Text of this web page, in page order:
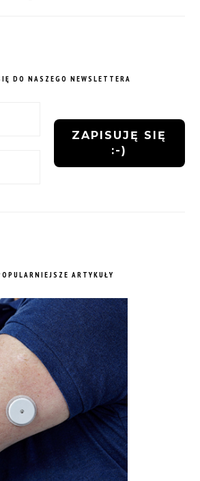
DO NASZEGO NEWSLETTERA
ARTYKUŁY